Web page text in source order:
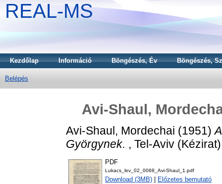
REAL-MS
Kezdőlap Információ Böngészés, Év Böngészés,
Belépés
Avi-Shaul,
Avi-Shaul, Mordechai (1951)
Györgynek. , Tel-Aviv (Kézirat)
PDF
Lukacs_lev_02_0068_Avi-Shaul_1.pdf
Download (3MB) Előzetes bemutató